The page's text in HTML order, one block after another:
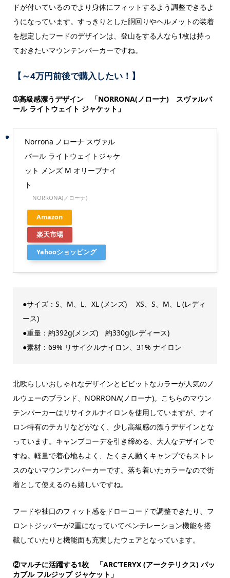
ドが付いているのでより身体にフィットするよう調整できるよ
うになっています。すっきりとした胴回りやヘルメットの装着
を想定したフードのデザインは、登山をする人なら1枚は持っ
ておきたいマウンテンパーカーですね。
【～4万円前後で購入したい！】
➀高級感漂うデザイン 「NORRONA(ノローナ) スヴァルバ
ール ライトウェイト ジャケット」
Norrona ノローナ スヴァル
バール ライトウェイトジャケ
ット メンズ M オリーブナイ
ト
NORRONA(ノローナ)
Amazon
楽天市場
Yahooショッピング
●サイズ：S、M、L、XL (メンズ) XS、S、M、L (レディ
ース)
●重量：約392g(メンズ) 約330g(レディース)
●素材：69% リサイクルナイロン、31% ナイロン
北欧らしいおしゃれなデザインとビビットなカラーが人気のノ
ルウェーのブランド、NORRONA(ノローナ)。こちらのマウン
テンパーカーはリサイクルナイロンを使用していますが、ナイ
ロン特有のテカリなどがなく、少し高級感の漂うデザインとな
っています。キャンプコーデを引き締める、大人なデザインで
すね。軽量で着心地もよく、たくさん動くキャンプでもストレ
スのないマウンテンパーカーです。落ち着いたカラーなので街
着として使えるのも嬉しいですね。
フードや袖口のフィット感をドローコードで調整できたり、フ
ロントジッパーが2重になっていてベンチレーション機能を搭
載していたりと機能面も充実したウェアとなっています。
②マルチに活躍する1枚 「ARC’TERYX (アークテリクス) パッ
カブル フルジップ ジャケット」